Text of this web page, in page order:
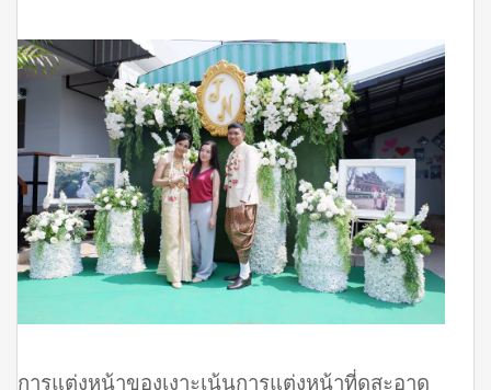
การแต่งหน้าของเงาะเน้นการแต่งหน้าที่ดูสะอาด